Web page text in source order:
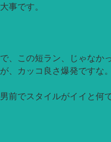
大事です。
で、この短ラン、じゃなか
が、カッコ良さ爆発ですな。
男前でスタイルがイイと何